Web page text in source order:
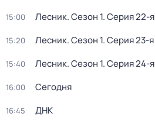
15:00 Лесник. Сезон 1. Серия 22-я
15:20 Лесник. Сезон 1. Серия 23-я
15:40 Лесник. Сезон 1. Серия 24-я
16:00 Сегодня
16:45 ДНК